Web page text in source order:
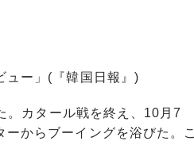
ュー」(『韓国日報』)
。カタール戦を終え、10月7
からブーイングを浴びた。こ